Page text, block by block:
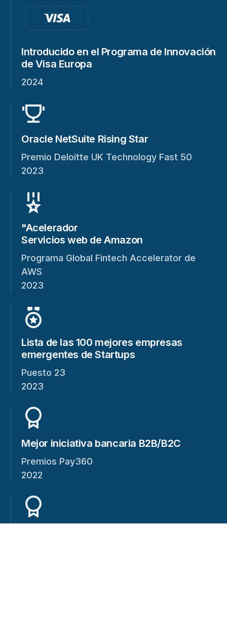
Introducido en el Programa de Innovación
de Visa Europa
2024
Oracle NetSuite Rising Star
Premio Deloitte UK Technology Fast 50
2023
"Acelerador
Servicios web de Amazon
Programa Global Fintech Accelerator de
AWS
2023
Lista de las 100 mejores empresas
emergentes de Startups
Puesto 23
2023
Mejor iniciativa bancaria B2B/B2C
Premios Pay360
2022